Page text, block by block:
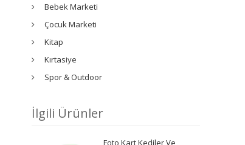
Bebek Marketi
Çocuk Marketi
Kitap
Kırtasiye
Spor & Outdoor
İlgili Ürünler
Foto Kart Kediler Ve